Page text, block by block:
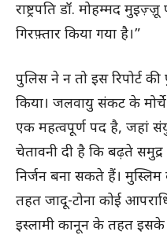
राष्ट्रपति डॉ. मोहम्मद
गिरफ़्तार किया गया है।”
पुलिस ने न तो इस रिपोर्ट
किया। जलवायु संकट के
एक महत्वपूर्ण पद है, जहां
चेतावनी दी है कि बढ़ते
निर्जन बना सकते हैं।
तहत जादू-टोना कोई
इस्लामी कानून के तहत